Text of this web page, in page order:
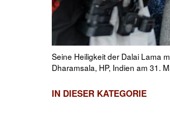
Seine Heiligkeit der Dalai Lama
IN DIESER KATEGORIE